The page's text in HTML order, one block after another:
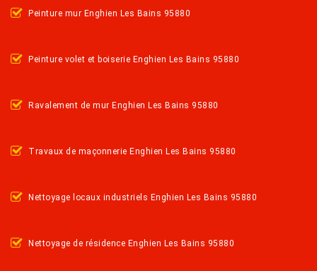
Peinture mur Enghien Les Bains 95880
Peinture volet et boiserie Enghien Les Bains 95880
Ravalement de mur Enghien Les Bains 95880
Travaux de maçonnerie Enghien Les Bains 95880
Nettoyage locaux industriels Enghien Les Bains 95880
Nettoyage de résidence Enghien Les Bains 95880